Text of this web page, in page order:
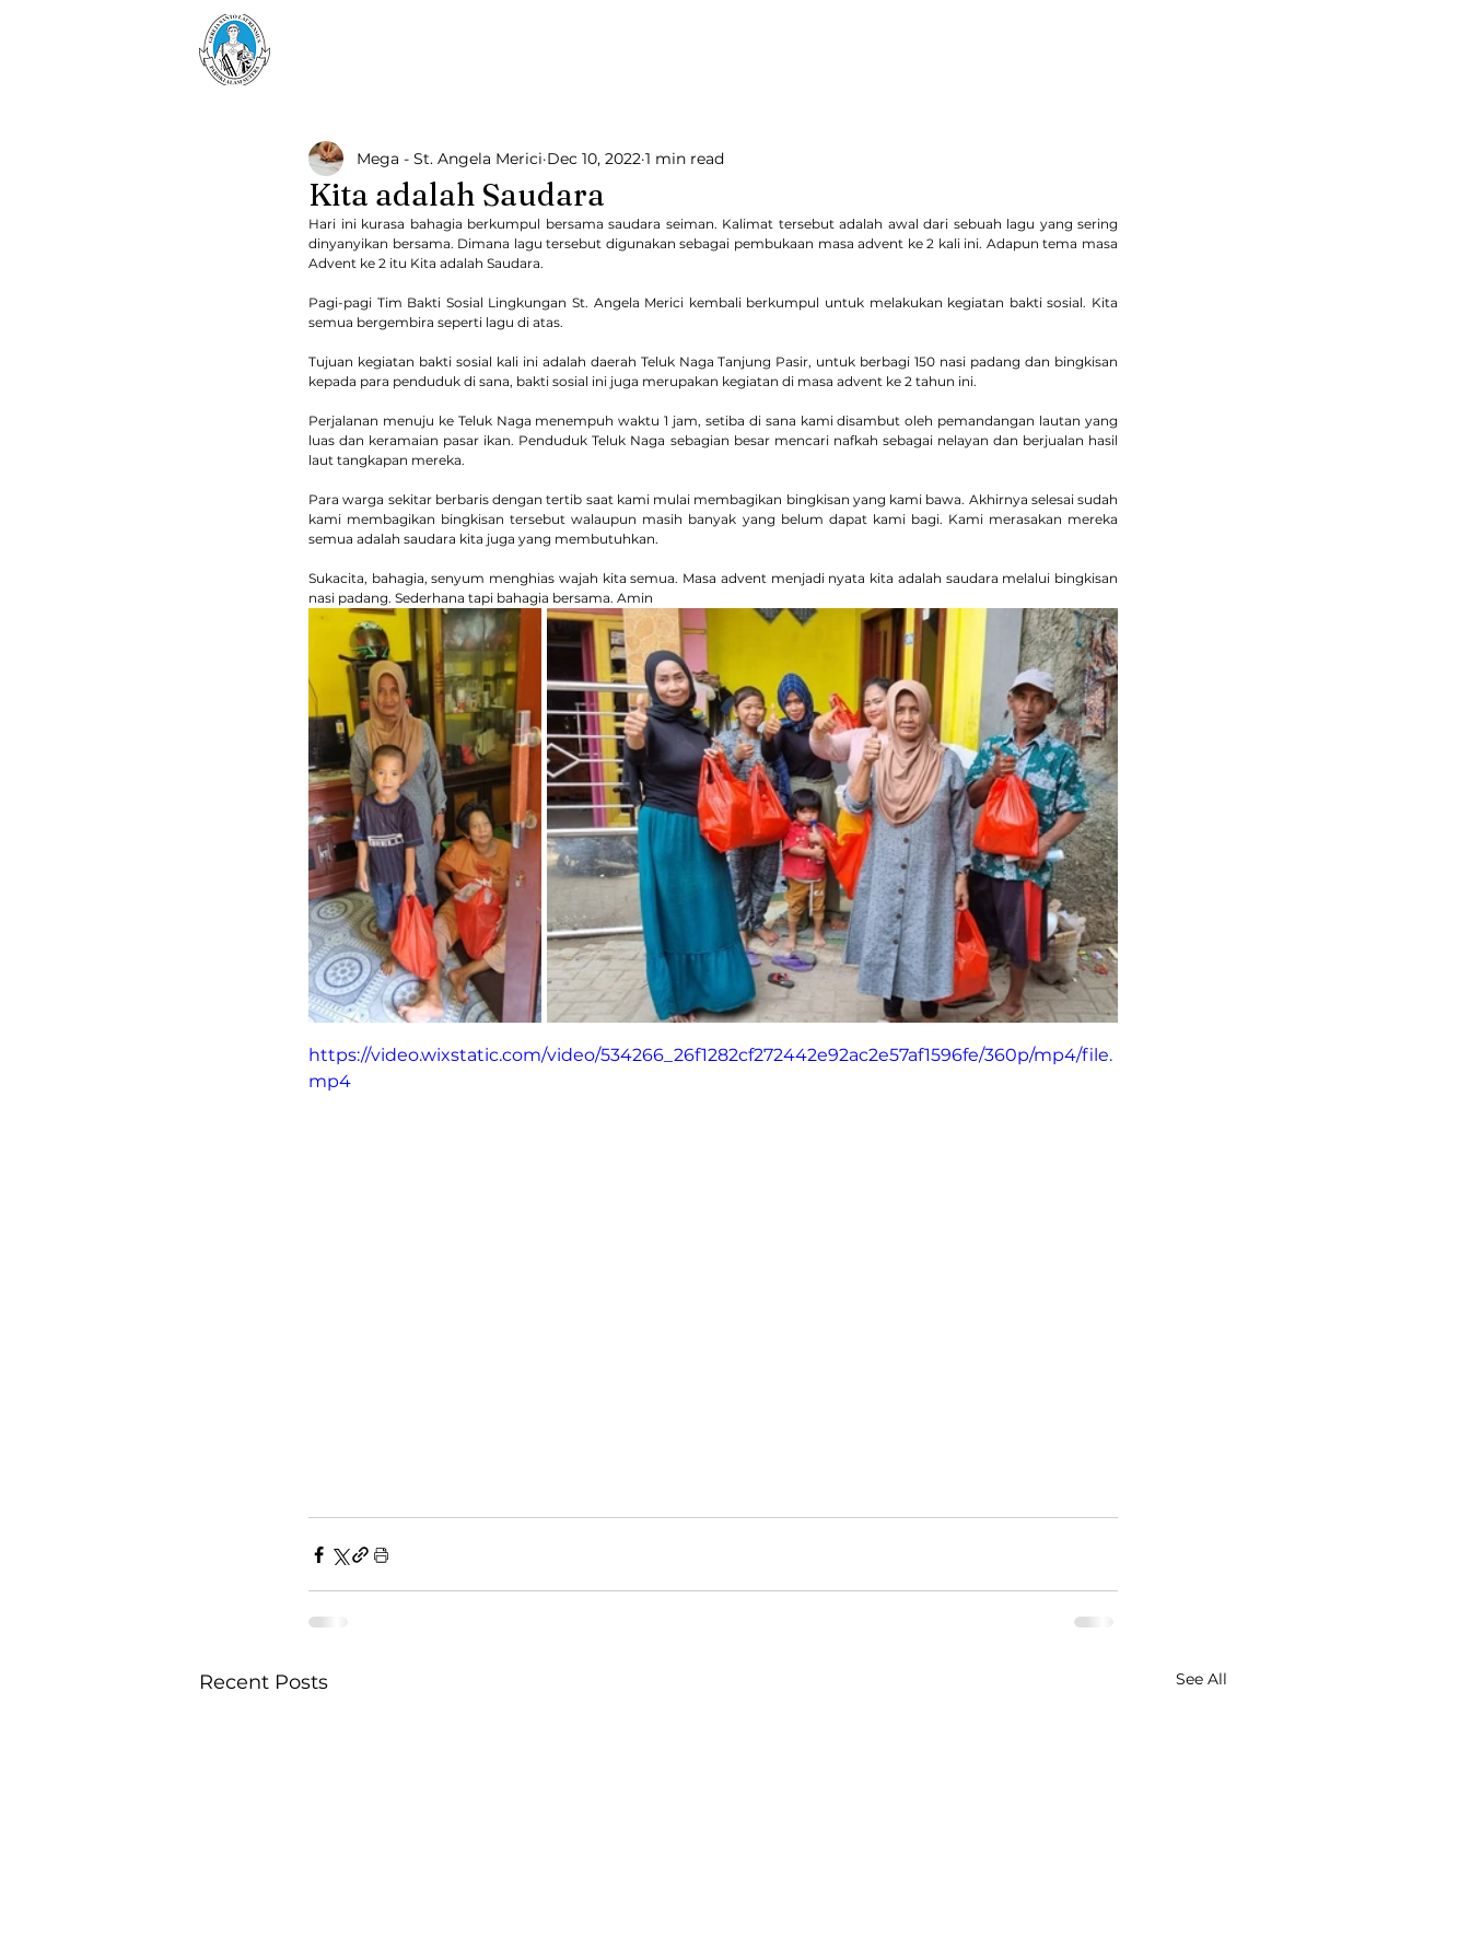
Kita adalah Saudara
Mega - St. Angela Merici Dec 10, 2022 1 min read
Hari ini kurasa bahagia berkumpul bersama saudara seiman. Kalimat tersebut adalah awal dari sebuah lagu yang sering
dinyanyikan bersama. Dimana lagu tersebut digunakan sebagai pembukaan masa advent ke 2 kali ini. Adapun tema masa
Advent ke 2 itu Kita adalah Saudara.
Pagi-pagi Tim Bakti Sosial Lingkungan St. Angela Merici kembali berkumpul untuk melakukan kegiatan bakti sosial. Kita
semua bergembira seperti lagu di atas.
Tujuan kegiatan bakti sosial kali ini adalah daerah Teluk Naga Tanjung Pasir, untuk berbagi 150 nasi padang dan bingkisan
kepada para penduduk di sana, bakti sosial ini juga merupakan kegiatan di masa advent ke 2 tahun ini.
Perjalanan menuju ke Teluk Naga menempuh waktu 1 jam, setiba di sana kami disambut oleh pemandangan lautan yang
luas dan keramaian pasar ikan. Penduduk Teluk Naga sebagian besar mencari nafkah sebagai nelayan dan berjualan hasil
laut tangkapan mereka.
Para warga sekitar berbaris dengan tertib saat kami mulai membagikan bingkisan yang kami bawa. Akhirnya selesai sudah
kami membagikan bingkisan tersebut walaupun masih banyak yang belum dapat kami bagi. Kami merasakan mereka
semua adalah saudara kita juga yang membutuhkan.
Sukacita, bahagia, senyum menghias wajah kita semua. Masa advent menjadi nyata kita adalah saudara melalui bingkisan
nasi padang. Sederhana tapi bahagia bersama. Amin
https://video.wixstatic.com/video/534266_26f1282cf272442e92ac2e57af1596fe/360p/mp4/file.
mp4
Recent Posts See All